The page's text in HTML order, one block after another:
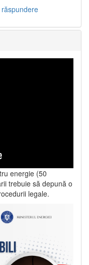
energie (50
trebuie să depună o
legale.